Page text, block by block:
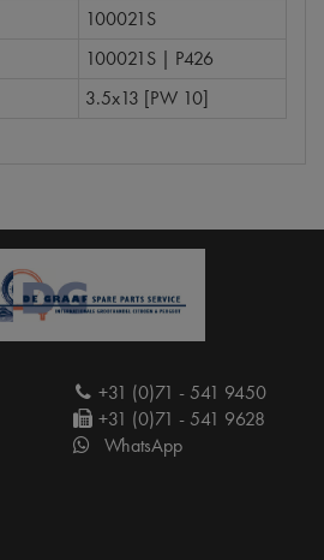
100021S
100021S | P426
3.5x13 [PW 10]
+31 (0)71 - 541 9450
+31 (0)71 - 541 9628
WhatsApp